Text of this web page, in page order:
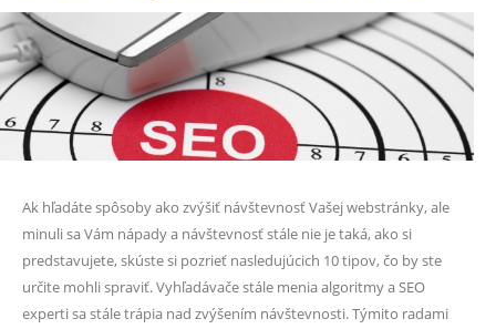
Ak hľadáte spôsoby ako zvýšiť návštevnosť Vašej webstránky, ale
minuli sa Vám nápady a návštevnosť stále nie je taká, ako si
predstavujete, skúste si pozrieť nasledujúcich 10 tipov, čo by ste
určite mohli spraviť. Vyhľadávače stále menia algoritmy a SEO
experti sa stále trápia nad zvýšením návštevnosti. Týmito radami